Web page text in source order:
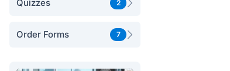
Quizzes 2
Order Forms 7